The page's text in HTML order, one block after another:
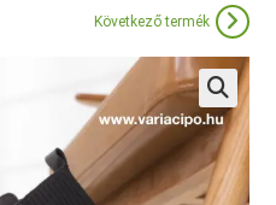
Következő termék
🔍